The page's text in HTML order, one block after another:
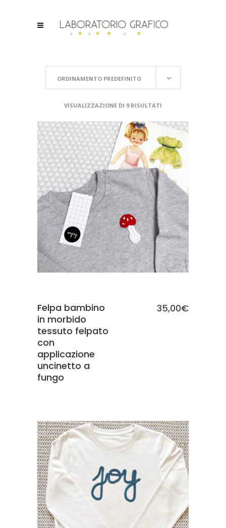
ORDINAMENTO PREDEFINITO
VISUALIZZAZIONE DI 9 RISULTATI
SCEGLI
Felpa bambino
in morbido
tessuto felpato
con
applicazione
uncinetto a
fungo
35,00€
SCEGLI